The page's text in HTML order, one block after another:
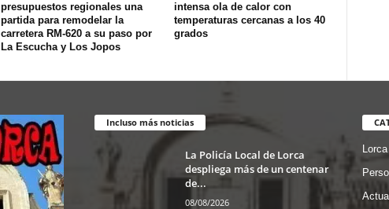
presupuestos regionales una
partida para remodelar la
carretera RM-620 a su paso por
La Escucha y Los Jopos
intensa ola de calor con
temperaturas cercanas a los 40
grados
Incluso más noticias
La Policía Local de Lorca
despliega más de un centenar
de...
08/08/2026
Lorca